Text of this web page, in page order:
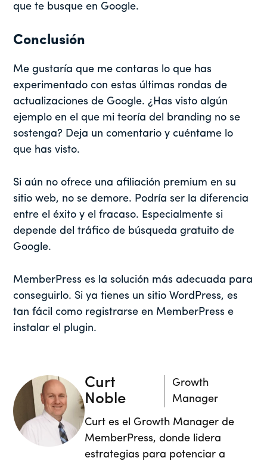
que te busque en Google.
Conclusión
Me gustaría que me contaras lo que has
experimentado con estas últimas rondas de
actualizaciones de Google. ¿Has visto algún
ejemplo en el que mi teoría del branding no se
sostenga? Deja un comentario y cuéntame lo
que has visto.
Si aún no ofrece una afiliación premium en su
sitio web, no se demore. Podría ser la diferencia
entre el éxito y el fracaso. Especialmente si
depende del tráfico de búsqueda gratuito de
Google.
MemberPress es la solución más adecuada para
conseguirlo. Si ya tienes un sitio WordPress, es
tan fácil como registrarse en MemberPress e
instalar el plugin.
Curt
Noble
Growth
Manager
Curt es el Growth Manager de
MemberPress, donde lidera
estrategias para potenciar a